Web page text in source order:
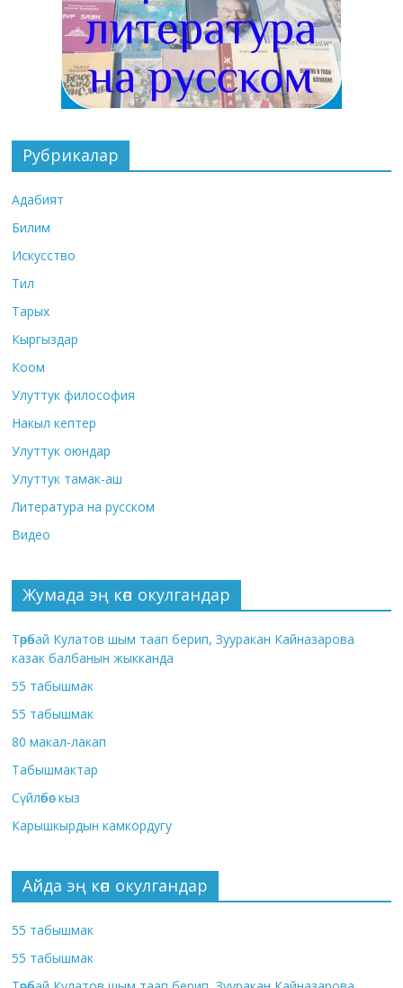
Рубрикалар
Адабият
Билим
Искусство
Тил
Тарых
Кыргыздар
Коом
Улуттук философия
Накыл кептер
Улуттук оюндар
Улуттук тамак-аш
Литература на русском
Видео
Жумада эң көп окулгандар
Төрөбай Кулатов шым таап берип, Зууракан Кайназарова
казак балбанын жыкканда
55 табышмак
55 табышмак
80 макал-лакап
Табышмактар
Сүйлөбөс кыз
Карышкырдын камкордугу
Айда эң көп окулгандар
55 табышмак
55 табышмак